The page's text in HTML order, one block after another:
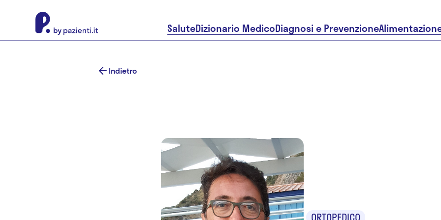
SaluteDizionario MedicoDiagnosi e Prevenzione
Indietro
ORTOPEDICO